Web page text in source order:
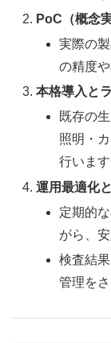
PoC（概念
実際の
の精度
本格導入と
既存の
照明・
行います
運用最適化
定期的
がら、
検査結
管理を